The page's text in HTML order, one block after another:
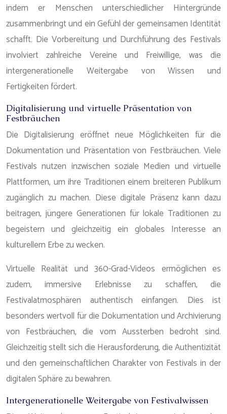
indem er Menschen unterschiedlicher Hintergründe
zusammenbringt und ein Gefühl der gemeinsamen Identität
schafft. Die Vorbereitung und Durchführung des Festivals
involviert zahlreiche Vereine und Freiwillige, was die
intergenerationelle Weitergabe von Wissen und
Fertigkeiten fördert.
Digitalisierung und virtuelle Präsentation von
Festbräuchen
Die Digitalisierung eröffnet neue Möglichkeiten für die
Dokumentation und Präsentation von Festbräuchen. Viele
Festivals nutzen inzwischen soziale Medien und virtuelle
Plattformen, um ihre Traditionen einem breiteren Publikum
zugänglich zu machen. Diese digitale Präsenz kann dazu
beitragen, jüngere Generationen für lokale Traditionen zu
begeistern und gleichzeitig ein globales Interesse an
kulturellem Erbe zu wecken.
Virtuelle Realität und 360-Grad-Videos ermöglichen es
zudem, immersive Erlebnisse zu schaffen, die
Festivalatmosphären authentisch einfangen. Dies ist
besonders wertvoll für die Dokumentation und Archivierung
von Festbräuchen, die vom Aussterben bedroht sind.
Gleichzeitig stellt sich die Herausforderung, die Authentizität
und den gemeinschaftlichen Charakter von Festivals in der
digitalen Sphäre zu bewahren.
Intergenerationelle Weitergabe von Festivalwissen